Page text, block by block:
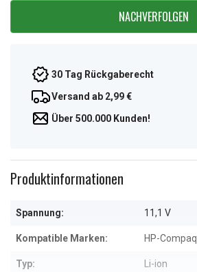
NACHVERFOLGEN
30 Tag Rückgaberecht
Versand ab 2,99 €
Über 500.000 Kunden!
Produktinformationen
Spannung: 11,1 V
Kompatible Marken: HP-Compaq
Typ: Li-ion